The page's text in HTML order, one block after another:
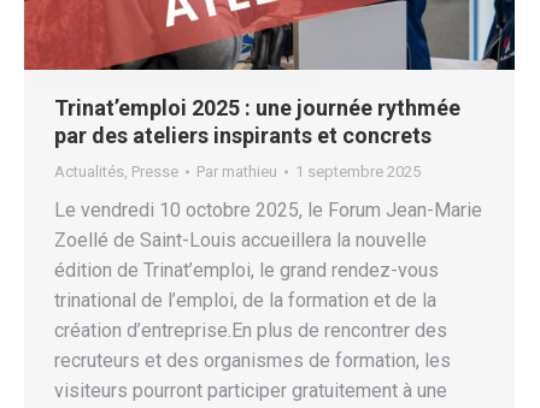
Trinat’emploi 2025 : une journée rythmée
par des ateliers inspirants et concrets
Actualités, Presse Par mathieu 1 septembre 2025
Le vendredi 10 octobre 2025, le Forum Jean-Marie
Zoellé de Saint-Louis accueillera la nouvelle
édition de Trinat’emploi, le grand rendez-vous
trinational de l’emploi, de la formation et de la
création d’entreprise.En plus de rencontrer des
recruteurs et des organismes de formation, les
visiteurs pourront participer gratuitement à une